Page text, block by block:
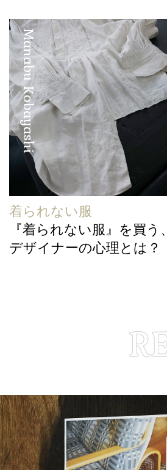
Manabu Kobayashi
着られない服
『着られない服』を買う、
デザイナーの心理とは？